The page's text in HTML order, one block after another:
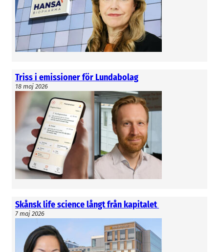
procent på tisdagen.
Triss i emissioner för Lundabolag
18 maj 2026
Skånsk life science långt från kapitalet
7 maj 2026